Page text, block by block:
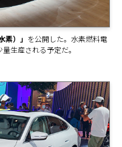
）」 を公開した。水素燃料電
生産される予定だ。